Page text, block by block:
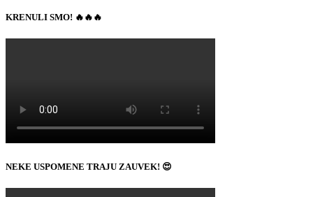
KRENULI SMO! 🔥🔥🔥
NEKE USPOMENE TRAJU ZAUVEK! 😍